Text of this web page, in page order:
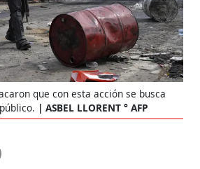
que con esta acción se busca
ASBEL LLORENT ° AFP